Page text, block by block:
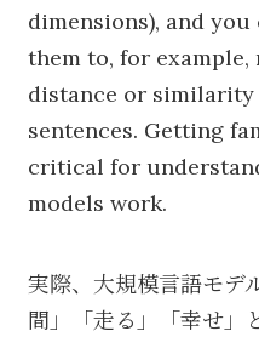
dimensions), and
them to, for
distance or similarity
sentences. Getting
critical for
models work.
実際、大規模言語モデ
間」「走る」「幸せ」